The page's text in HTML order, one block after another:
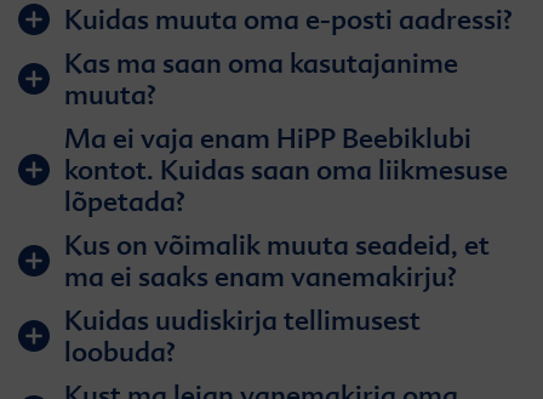
Kuidas muuta oma e-posti aadressi?
Kas ma saan oma kasutajanime
muuta?
Ma ei vaja enam HiPP Beebiklubi
kontot. Kuidas saan oma liikmesuse
lõpetada?
Kus on võimalik muuta seadeid, et
ma ei saaks enam vanemakirju?
Kuidas uudiskirja tellimusest
loobuda?